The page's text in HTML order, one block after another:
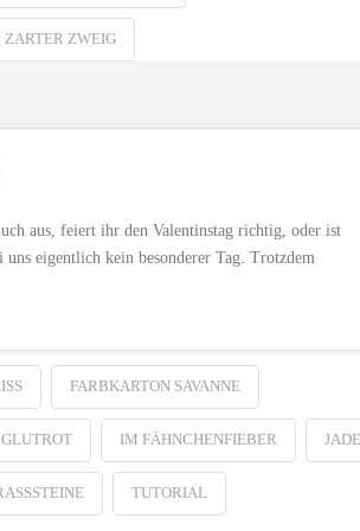
ZARTER ZWEIG
aus, feiert ihr den Valentinstag richtig, oder ist
eigentlich kein besonderer Tag. Trotzdem
FARBKARTON SAVANNE
GLUTROT IM FÄHNCHENFIEBER JADE
TUTORIAL